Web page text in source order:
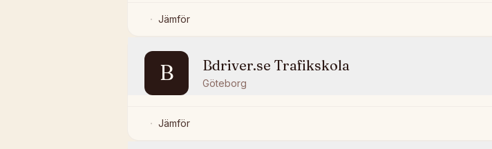
Jämför
B Bdriver.se Trafikskola
Göteborg
Jämför